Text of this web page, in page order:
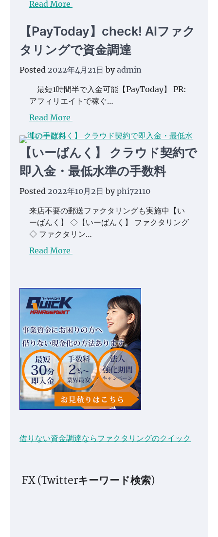
Read More
【PayToday】check! AIファク
タリングで資金調達
Posted 2022年4月21日 byadmin
最短1時間半で入金可能【PayToday】 PR:
アフィリエイトで稼ぐ…
Read More
【いーばんく】 クラウド契約で
即入金・最低水準の手数料
Posted 2022年10月2日 byphi72110
来店不要の郵送ファクタリングも実施中【い
ーばんく】 ◇【いーばんく】 ファクタリング
◇ ファクタリン…
Read More
借りない資金調達ならファクタリングのクイック
FX (Twitterキーワード検索)